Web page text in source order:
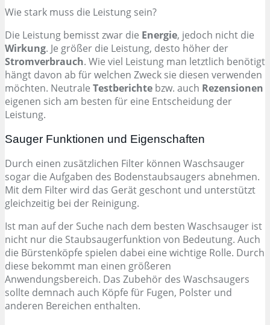
Wie stark muss die Leistung sein?
Die Leistung bemisst zwar die Energie, jedoch nicht die
Wirkung. Je größer die Leistung, desto höher der
Stromverbrauch. Wie viel Leistung man letztlich benötigt
hängt davon ab für welchen Zweck sie diesen verwenden
möchten. Neutrale Testberichte bzw. auch Rezensionen
eigenen sich am besten für eine Entscheidung der
Leistung.
Sauger Funktionen und Eigenschaften
Durch einen zusätzlichen Filter können Waschsauger
sogar die Aufgaben des Bodenstaubsaugers abnehmen.
Mit dem Filter wird das Gerät geschont und unterstützt
gleichzeitig bei der Reinigung.
Ist man auf der Suche nach dem besten Waschsauger ist
nicht nur die Staubsaugerfunktion von Bedeutung. Auch
die Bürstenköpfe spielen dabei eine wichtige Rolle. Durch
diese bekommt man einen größeren
Anwendungsbereich. Das Zubehör des Waschsaugers
sollte demnach auch Köpfe für Fugen, Polster und
anderen Bereichen enthalten.